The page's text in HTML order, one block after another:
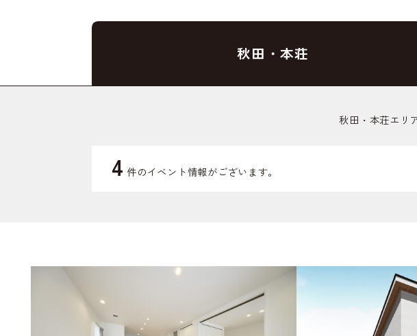
秋田・本荘
秋田・本荘エリ
4 件のイベント情報がございます。